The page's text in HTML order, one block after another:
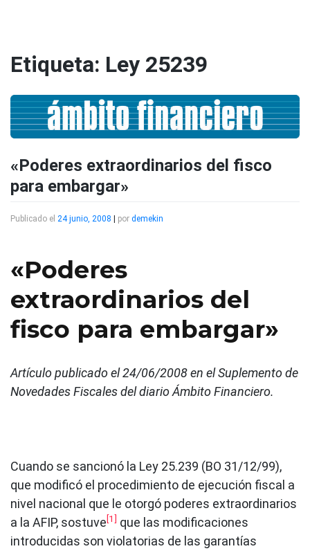
Etiqueta: Ley 25239
«Poderes extraordinarios del fisco
para embargar»
Publicado el 24 junio, 2008 por demekin
«Poderes
extraordinarios del
fisco para embargar»
Artículo publicado el 24/06/2008 en el Suplemento de
Novedades Fiscales del diario Ámbito Financiero.
Cuando se sancionó la Ley 25.239 (BO 31/12/99),
que modificó el procedimiento de ejecución fiscal a
nivel nacional que le otorgó poderes extraordinarios
a la AFIP, sostuve[1] que las modificaciones
introducidas son violatorias de las garantías